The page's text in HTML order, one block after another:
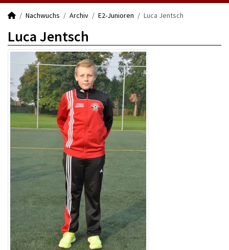
Nachwuchs Archiv E2-Junioren Luca Jentsch
Luca Jentsch